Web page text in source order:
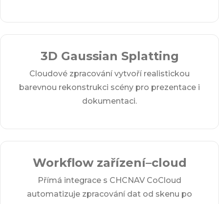
3D Gaussian Splatting
Cloudové zpracování vytvoří realistickou
barevnou rekonstrukci scény pro prezentace i
dokumentaci.
Workflow zařízení–cloud
Přímá integrace s CHCNAV CoCloud
automatizuje zpracování dat od skenu po